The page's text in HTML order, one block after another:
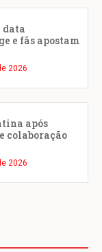
data
e fãs apostam
2026
após
colaboração
2026